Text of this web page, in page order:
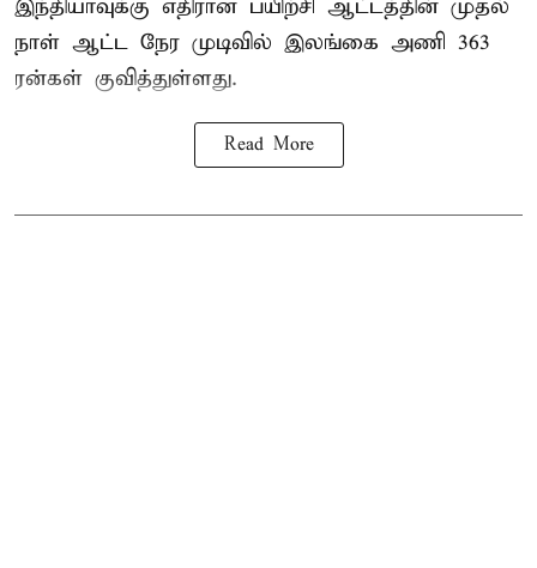
இந்தியாவுக்கு எதிரான பயிற்சி ஆட்டத்தின் முதல்
நாள் ஆட்ட நேர முடிவில் இலங்கை அணி 363
ரன்கள் குவித்துள்ளது.
Read More